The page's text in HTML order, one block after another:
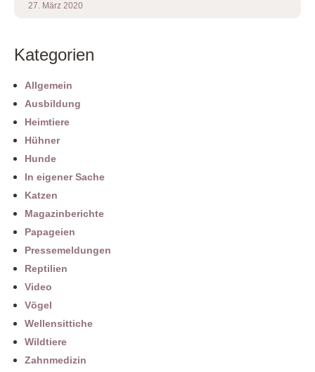
27. März 2020
Kategorien
Allgemein
Ausbildung
Heimtiere
Hühner
Hunde
In eigener Sache
Katzen
Magazinberichte
Papageien
Pressemeldungen
Reptilien
Video
Vögel
Wellensittiche
Wildtiere
Zahnmedizin